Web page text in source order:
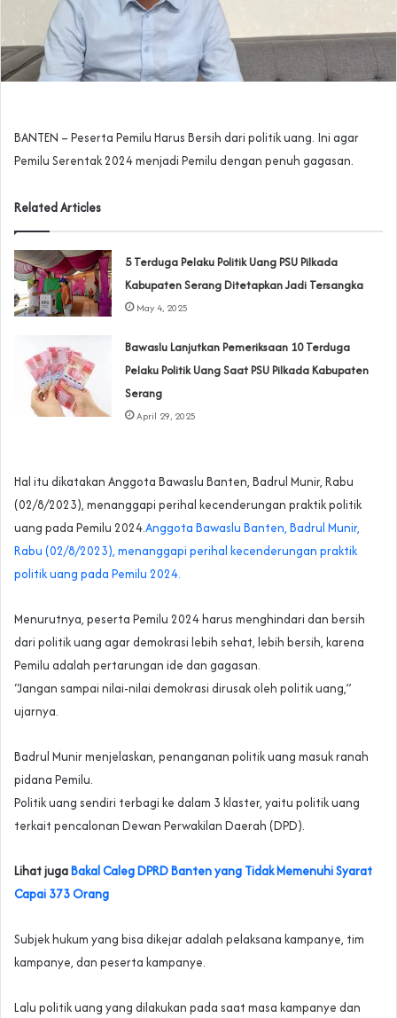
BANTEN – Peserta Pemilu Harus Bersih dari politik uang. Ini agar
Pemilu Serentak 2024 menjadi Pemilu dengan penuh gagasan.
Related Articles
5 Terduga Pelaku Politik Uang PSU Pilkada
Kabupaten Serang Ditetapkan Jadi Tersangka
May 4, 2025
Bawaslu Lanjutkan Pemeriksaan 10 Terduga
Pelaku Politik Uang Saat PSU Pilkada Kabupaten
Serang
April 29, 2025
Hal itu dikatakan Anggota Bawaslu Banten, Badrul Munir, Rabu
(02/8/2023), menanggapi perihal kecenderungan praktik politik
uang pada Pemilu 2024.Anggota Bawaslu Banten, Badrul Munir,
Rabu (02/8/2023), menanggapi perihal kecenderungan praktik
politik uang pada Pemilu 2024.
Menurutnya, peserta Pemilu 2024 harus menghindari dan bersih
dari politik uang agar demokrasi lebih sehat, lebih bersih, karena
Pemilu adalah pertarungan ide dan gagasan.
“Jangan sampai nilai-nilai demokrasi dirusak oleh politik uang,”
ujarnya.
Badrul Munir menjelaskan, penanganan politik uang masuk ranah
pidana Pemilu.
Politik uang sendiri terbagi ke dalam 3 klaster, yaitu politik uang
terkait pencalonan Dewan Perwakilan Daerah (DPD).
Lihat jugaBakal Caleg DPRD Banten yang Tidak Memenuhi Syarat
Capai 373 Orang
Subjek hukum yang bisa dikejar adalah pelaksana kampanye, tim
kampanye, dan peserta kampanye.
Lalu politik uang yang dilakukan pada saat masa kampanye dan